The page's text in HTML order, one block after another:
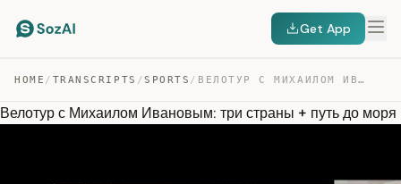
Get App
HOME / TRANSCRIPTS /SPORTS / ВЕЛОТУР С МИХАИЛОМ ИВАНОВЫМ: ТРИ СТРАНЫ + ПУТЬ ДО МОРЯ — TRANSCRIPT
Велотур с Михаилом Ивановым: три страны + путь до моря